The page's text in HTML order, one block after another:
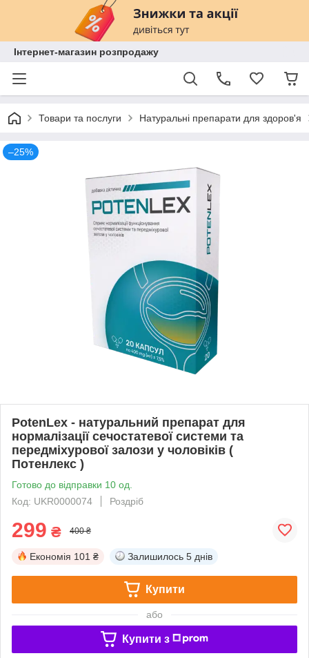
Інтернет-магазин розпродажу
Товари та послуги Натуральні препарати для здоров'я
–25%
PotenLex - натуральний препарат для
нормалізації сечостатевої системи та
передміхурової залози у чоловіків (
Потенлекс )
Готово до відправки 10 од.
Код: UKR0000074
Роздріб
299 ₴ 400 ₴
Економія 101 ₴ Залишилось 5 днів
Купити
або
Купити з